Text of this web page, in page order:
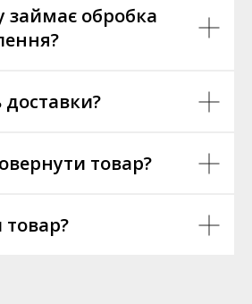
займає обробка
доставки?
товар?